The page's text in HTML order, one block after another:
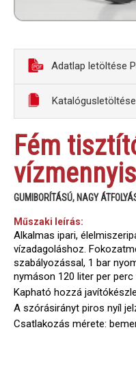
Adatlap letöltése
Katalógusletöltése
Fém
GUMIBORÍTÁSÚ, NAGY
Műszaki leírás:
Alkalmas ipari,
vízadagoláshoz.
szabályozással, 1 bar
nymáson 120 liter per
Kapható hozzá
A szórásirányt piros nyíl
Csatlakozás mérete: